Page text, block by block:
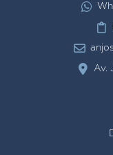
Av.